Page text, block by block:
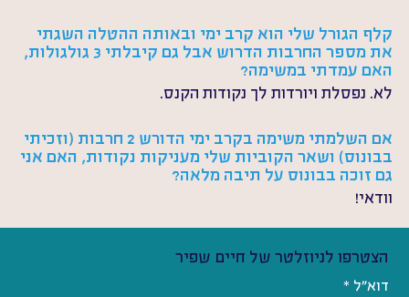
קלף הגורל שלי הוא קרב ימי ובאותה ההטלה השגתי
את מספר החרבות הדרוש אבל גם קיבלתי 3 גולגולות,
האם עמדתי במשימה?
לא. נפסלת ויורדות לך נקודות הקנס.
אם השלמתי משימה בקרב ימי הדורש 2 חרבות (וזכיתי
בבונוס) ושאר הקוביות שלי מעניקות נקודות, האם אני
גם זוכה בבונוס על תיבה מלאה?
וודאי!
הצטרפו לניוזלטר של חיים שפיר
דוא"ל *